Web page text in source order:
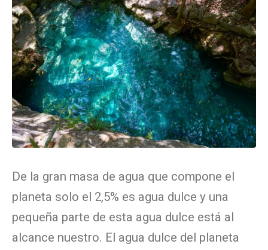
De la gran masa de agua que compone el
planeta solo el 2,5% es agua dulce y una
pequeña parte de esta agua dulce está al
alcance nuestro. El agua dulce del planeta